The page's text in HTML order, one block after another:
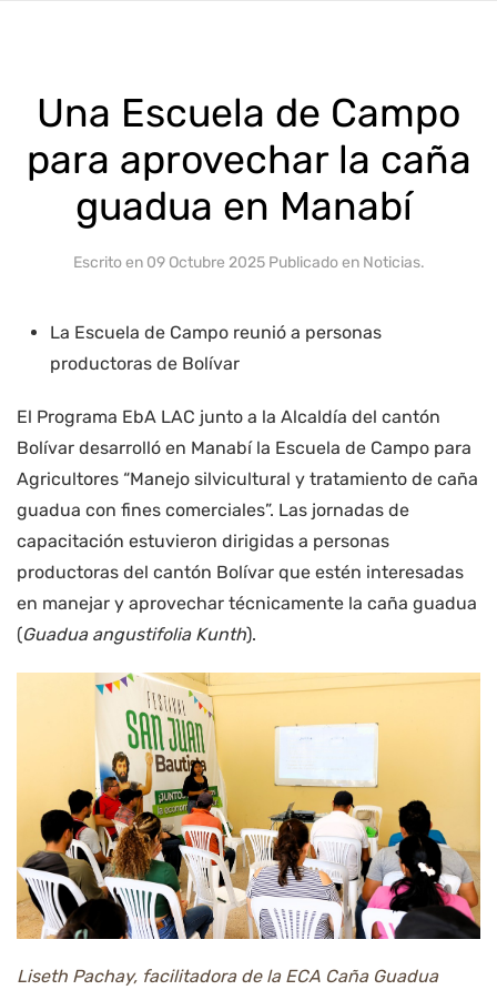
Una Escuela de Campo
para aprovechar la caña
guadua en Manabí
Escrito en 09 Octubre 2025Publicado en Noticias.
La Escuela de Campo reunió a personas
productoras de Bolívar
El Programa EbA LAC junto a la Alcaldía del cantón
Bolívar desarrolló en Manabí la Escuela de Campo para
Agricultores “Manejo silvicultural y tratamiento de caña
guadua con fines comerciales”. Las jornadas de
capacitación estuvieron dirigidas a personas
productoras del cantón Bolívar que estén interesadas
en manejar y aprovechar técnicamente la caña guadua
(Guadua angustifolia Kunth).
Liseth Pachay, facilitadora de la ECA Caña Guadua